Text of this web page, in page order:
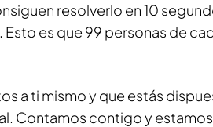
resolverlo en 10
Esto es que 99 personas de
a ti mismo y que estás
Contamos contigo y estamos